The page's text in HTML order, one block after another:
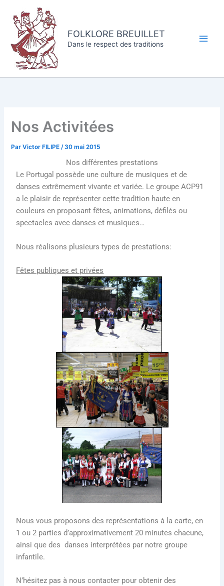
contenu
FOLKLORE BREUILLET
Dans le respect des traditions
Nos Activitées
ParVictor FILIPE/30 mai 2015
Nos différentes prestations
Le Portugal possède une culture de musiques et de
danses extrêmement vivante et variée. Le groupe ACP91
a le plaisir de représenter cette tradition haute en
couleurs en proposant fêtes, animations, défilés ou
spectacles avec danses et musiques…
Nous réalisons plusieurs types de prestations:
Fêtes publiques et privées
Nous vous proposons des représentations à la carte, en
1 ou 2 parties d’approximativement 20 minutes chacune,
ainsi que des danses interprétées par notre groupe
infantile.
N’hésitez pas à nous contacter pour obtenir des